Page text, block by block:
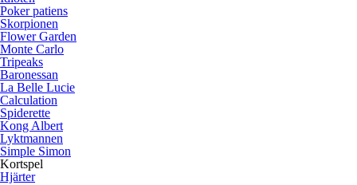
Poker patiens
Skorpionen
Flower Garden
Monte Carlo
Tripeaks
Baronessan
La Belle Lucie
Calculation
Spiderette
Kong Albert
Lyktmannen
Simple Simon
Kortspel
Hjärter